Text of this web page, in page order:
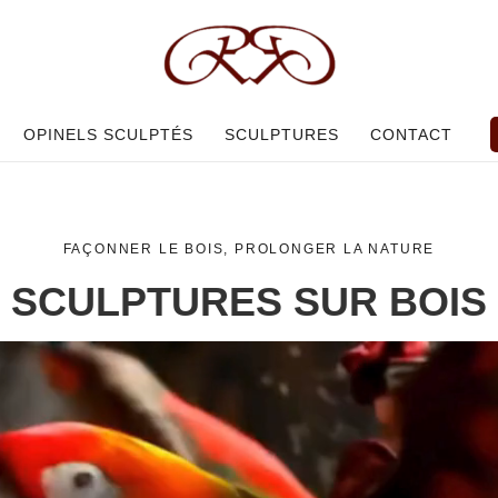
OPINELS SCULPTÉS SCULPTURES CONTACT
FAÇONNER LE BOIS, PROLONGER LA NATURE
SCULPTURES SUR BOIS